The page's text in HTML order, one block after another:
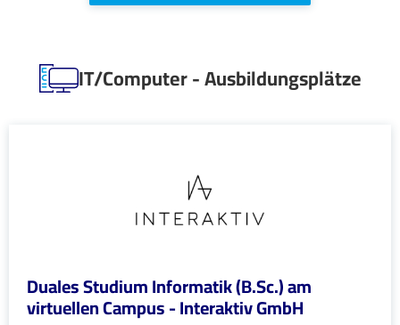
IT/Computer - Ausbildungsplätze
Duales Studium Informatik (B.Sc.) am
virtuellen Campus - Interaktiv GmbH